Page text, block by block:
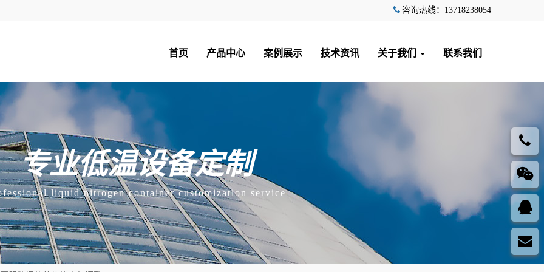
咨询热线：13718238054
首页 产品中心 案例展示 技术资讯 关于我们 联系我们
专业低温设备定制
liquid nitrogen container customization service